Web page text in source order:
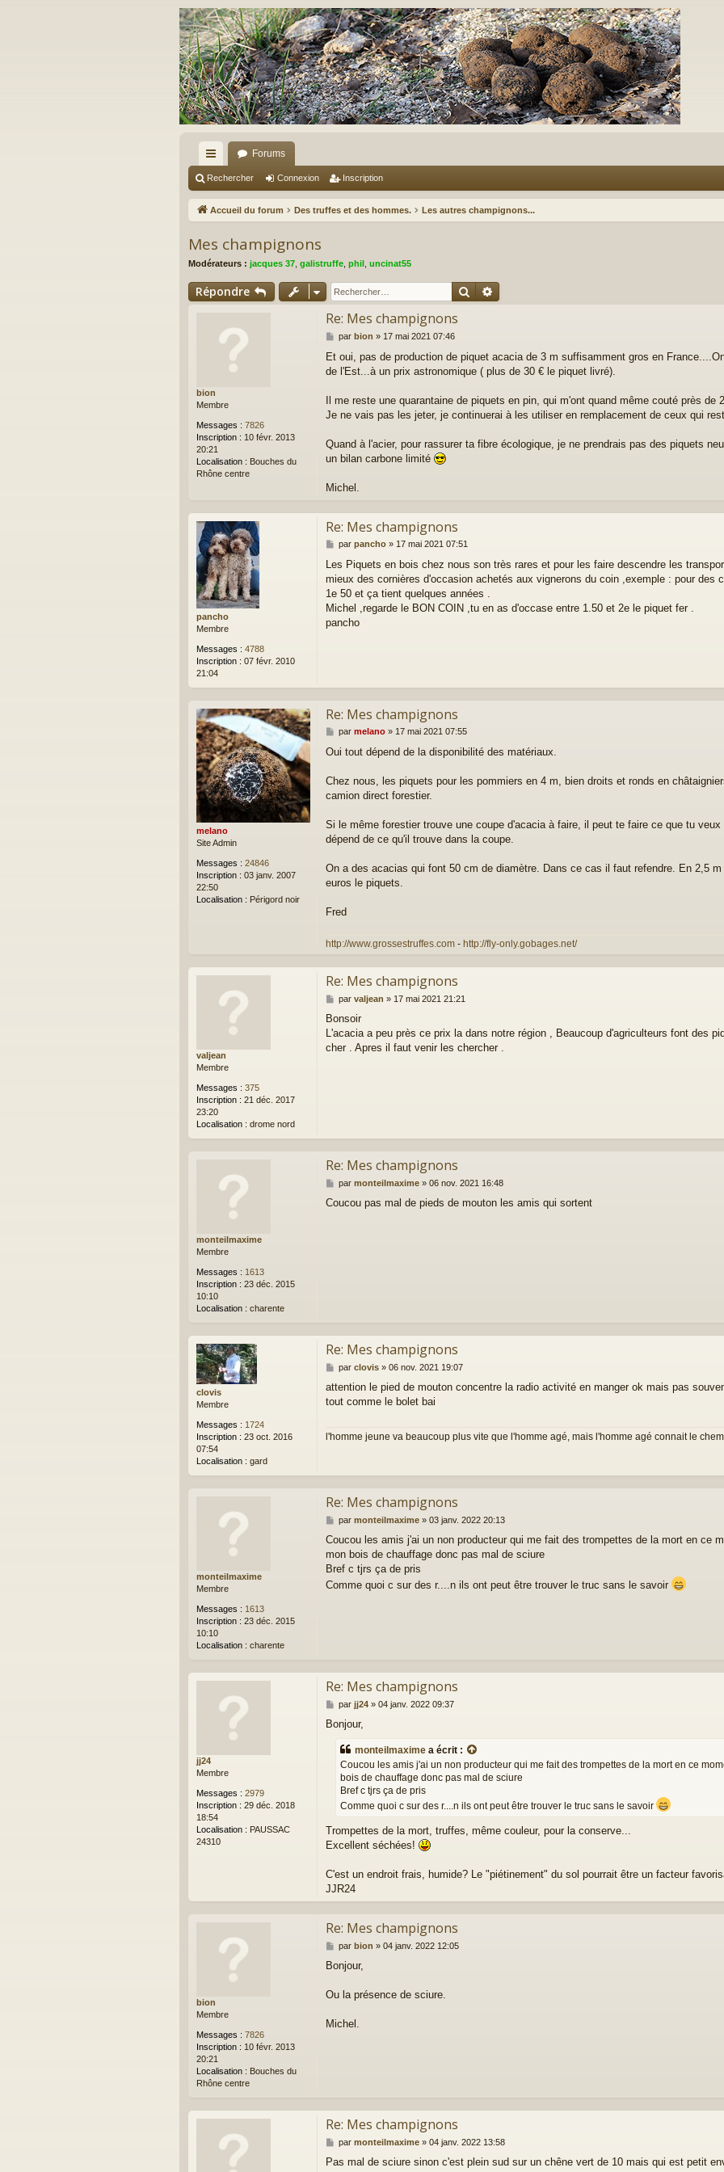
ac
co
ci
Forums
Rechercher Connexion Inscription
Accueil du forum Des truffes et des hommes. Les autres champignons...
Mes champignons
Modérateurs : jacques 37 galistruffe phil uncinat55
Répondre Rechercher
bion
Membre
Messages : 7826
Inscription : 10 févr. 2013
20:21
Localisation : Bouches du
Rhône centre
Re: Mes champignons
M
s
s
par bion » 17 mai 2021 07:46
Et oui, pas de production de piquet acacia de 3 m suffisamment gros en
de l'Est...à un prix astronomique ( plus de 30 € le piquet livré).
Il me reste une quarantaine de piquets en pin, qui m'ont quand même couté près de
Je ne vais pas les jeter, je continuerai à les utiliser en remplacement de ceux qui
Quand à l'acier, pour rassurer ta fibre écologique, je ne prendrais pas des piquets
un bilan carbone limité
Michel.
pancho
Membre
Messages : 4788
Inscription : 07 févr. 2010
21:04
Re: Mes champignons
M
s
s
a
g
par pancho» 17 mai 2021 07:51
Les Piquets en bois chez nous son très rares et pour les faire descendre les
mieux des cornières d'occasion achetés aux vignerons du coin ,exemple : pour des
1e 50 et ça tient quelques années .
Michel ,regarde le BON COIN ,tu en as d'occase entre 1.50 et 2e le piquet fer .
pancho
melano
Site Admin
Messages : 24846
Inscription : 03 janv. 2007
22:50
Localisation : Périgord noir
Re: Mes champignons
M
s
a
par melano» 17 mai 2021 07:55
Oui tout dépend de la disponibilité des matériaux.
Chez nous, les piquets pour les pommiers en 4 m, bien droits et ronds en
camion direct forestier.
Si le même forestier trouve une coupe d'acacia à faire, il peut te faire ce que tu
dépend de ce qu'il trouve dans la coupe.
On a des acacias qui font 50 cm de diamètre. Dans ce cas il faut refendre. En 2,5
euros le piquets.
Fred
http://www.grossestruffes.com - http://fly-only.gobages.net/
valjean
Membre
Messages : 375
Inscription : 21 déc. 2017
23:20
Localisation : drome nord
Re: Mes champignons
M
s
s
a
par valjean » 17 mai 2021 21:21
Bonsoir
L'acacia a peu près ce prix la dans notre région , Beaucoup d'agriculteurs font des
cher . Apres il faut venir les chercher .
monteilmaxime
Membre
Messages : 1613
Inscription : 23 déc. 2015
10:10
Localisation : charente
Re: Mes champignons
M
s
par monteilmaxime» 06 nov. 2021 16:48
Coucou pas mal de pieds de mouton les amis qui sortent
clovis
Membre
Messages : 1724
Inscription : 23 oct. 2016
07:54
Localisation : gard
Re: Mes champignons
M
s
s
e
par clovis» 06 nov. 2021 19:07
attention le pied de mouton concentre la radio activité en manger ok mais pas
tout comme le bolet bai
l'homme jeune va beaucoup plus vite que l'homme agé, mais l'homme agé connait le
monteilmaxime
Membre
Messages : 1613
Inscription : 23 déc. 2015
10:10
Localisation : charente
Re: Mes champignons
M
s
s
a
e
par monteilmaxime» 03 janv. 2022 20:13
Coucou les amis j'ai un non producteur qui me fait des trompettes de la mort en ce
mon bois de chauffage donc pas mal de sciure
Bref c tjrs ça de pris
Comme quoi c sur des r....n ils ont peut être trouver le truc sans le savoir
jj24
Membre
Messages : 2979
Inscription : 29 déc. 2018
18:54
Localisation : PAUSSAC
24310
Re: Mes champignons
M
s
s
par jj24» 04 janv. 2022 09:37
Bonjour,
monteilmaxime a écrit :
Coucou les amis j'ai un non producteur qui me fait des trompettes de la mort en ce
bois de chauffage donc pas mal de sciure
Bref c tjrs ça de pris
Comme quoi c sur des r....n ils ont peut être trouver le truc sans le savoir
Trompettes de la mort, truffes, même couleur, pour la conserve...
Excellent séchées!
C'est un endroit frais, humide? Le "piétinement" du sol pourrait être un facteur
JJR24
bion
Membre
Messages : 7826
Inscription : 10 févr. 2013
20:21
Localisation : Bouches du
Rhône centre
Re: Mes champignons
M
s
a
e
par bion » 04 janv. 2022 12:05
Bonjour,
Ou la présence de sciure.
Michel.
Re: Mes champignons
M
s
par monteilmaxime» 04 janv. 2022 13:58
Pas mal de sciure sinon c'est plein sud sur un chêne vert de 10 mais qui est petit